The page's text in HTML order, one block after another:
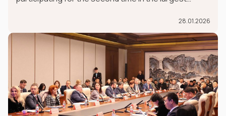
the MADE IN RUSSIA exhibit, which is taking place in
Dubai from January 26-30.
28.01.2026